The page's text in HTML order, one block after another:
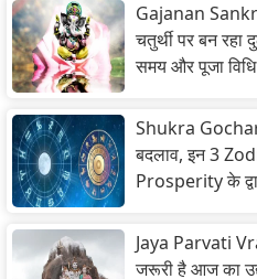
Gajanan
चतुर्थी पर बन रहा
समय और पूजा विधि
Shukra
बदलाव, इन 3
Prosperity के
Jaya Parvati
जरूरी है आज का